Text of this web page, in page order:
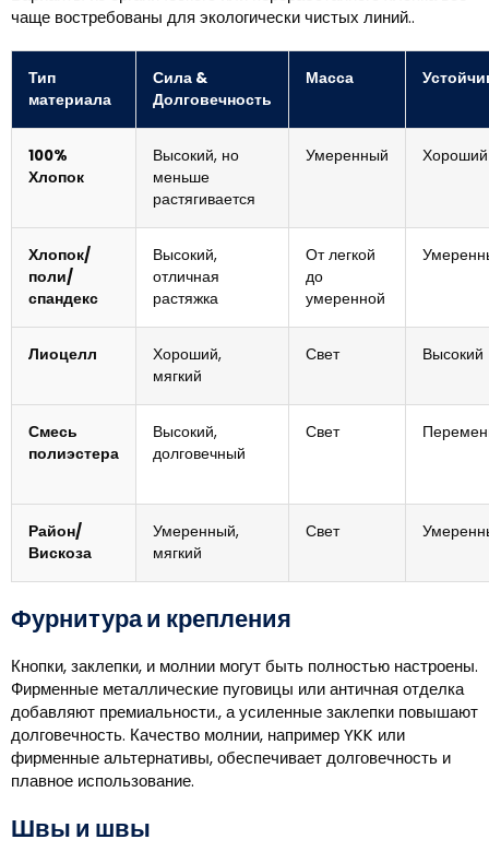
чаще востребованы для экологически чистых линий..
Тип
материала
Сила &
Долговечность
Масса
100%
Хлопок
Высокий, но
меньше
растягивается
Умеренный Хороший
Хлопок/
поли/
спандекс
Высокий,
отличная
растяжка
От легкой
до
умеренной
Лиоцелл
Хороший,
мягкий
Свет Высокий
Смесь
полиэстера
Высокий,
долговечный
Свет
Район/
Вискоза
Умеренный,
мягкий
Свет
Фурнитура и крепления
Кнопки, заклепки, и молнии могут быть полностью настроены.
Фирменные металлические пуговицы или античная отделка
добавляют премиальности., а усиленные заклепки повышают
долговечность. Качество молнии, например YKK или
фирменные альтернативы, обеспечивает долговечность и
плавное использование.
Швы и швы